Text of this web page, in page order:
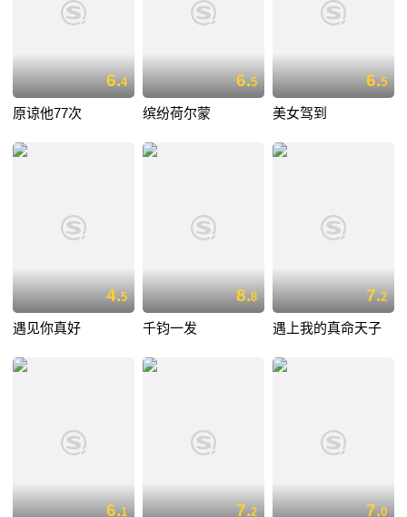
6.4
原谅他77次
6.5
缤纷荷尔蒙
6.5
美女驾到
4.5
遇见你真好
8.8
千钧一发
7.2
遇上我的真命天子
6.1 7.2 7.0